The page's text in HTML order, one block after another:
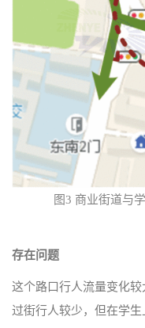
图3 商业街道与
存在问题
这个路口行人流量变化
过街行人较少，但在学